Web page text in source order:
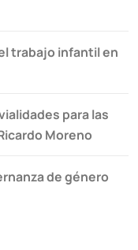
trabajo infantil en
para las
Moreno
de género